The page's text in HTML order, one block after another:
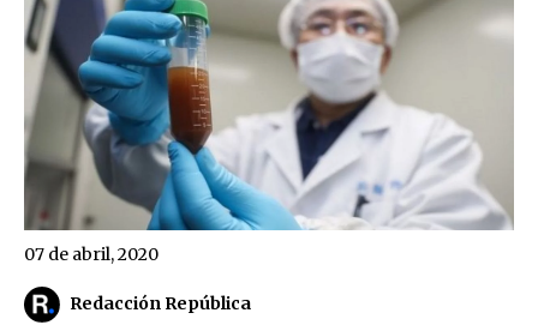
Redacción República
07 de abril, 2020